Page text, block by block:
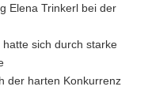
Elena Trinkerl bei der
sich durch starke
der harten Konkurrenz